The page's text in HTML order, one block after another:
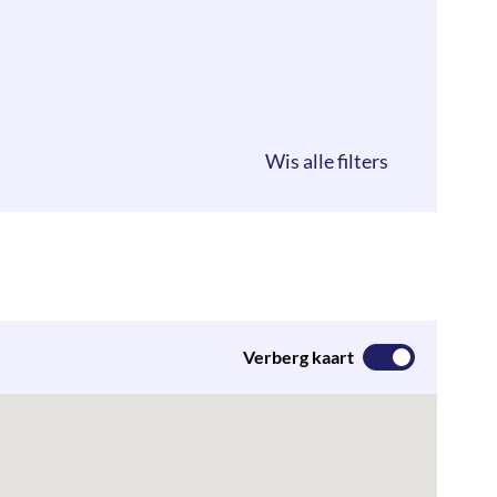
Verberg kaart